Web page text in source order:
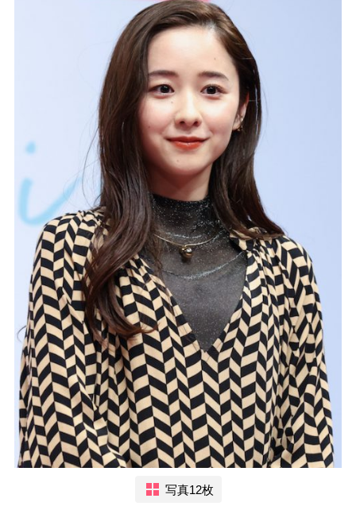
写真12枚